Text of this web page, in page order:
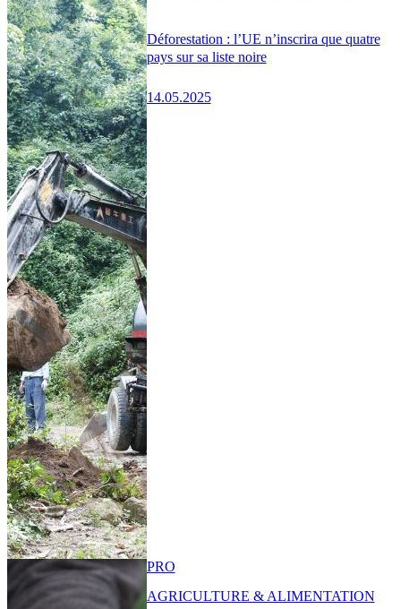
Déforestation : l’UE n’inscrira que quatre
pays sur sa liste noire
14.05.2025
PRO
AGRICULTURE & ALIMENTATION